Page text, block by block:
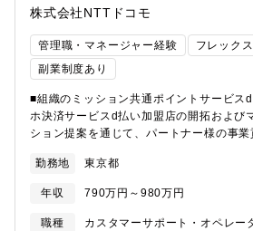
取得率:79% (日本平均：60%強)└女性
支援└男女比＝5:5└女性社員の産休・育
の復職率:100%■勤務時間の柔軟さ└フレ
署除く)└時間単位での年次有給制度→フレ
い事情をお持ちの方は、年間5日分の年次
して取得可能■社風└新卒・中途入社、ワ
いる中、お互いが「さん」呼びで、フラ
ャレンジしやすい環境(研修制度や先輩フ
定及び更新<業務の魅力>SalesDXの名の
ステム開発だけでなく、営業活動の変革に
析から利用促進含めた施策立案/運営まで
習得することができます。・プロジェクト
ビジネスアナリシススキル・UI/UXデザ
のメッセージ「ドコモ＝携帯電話の会社
か？実は、私たちは通信以外の事業も数
えば、金融・決済、エンタメ、ヘルスケ
業」と位置付け、1億人以上の会員基盤と
し、これからの成長の原動力とすべく育て
システムを拡大して、日本一ワクワクする
株式会社NTTドコモ
管理職・マネージャー経験
フレック
副業制度あり
■組織のミッション共通ポイントサービス
ホ決済サービスd払い加盟店の開拓および
ション提案を通じて、パートナー様の事
ることをめざしています。■組織の業務概
であるdポイント及びスマホ決済サービス
た新規アライアンス開拓・新規開拓、営業
ライアンス戦略の策定、実行・マーケテ
勤務地 東京都
年収 790万円～980万円
職種
カスタマーサポート・オペレー